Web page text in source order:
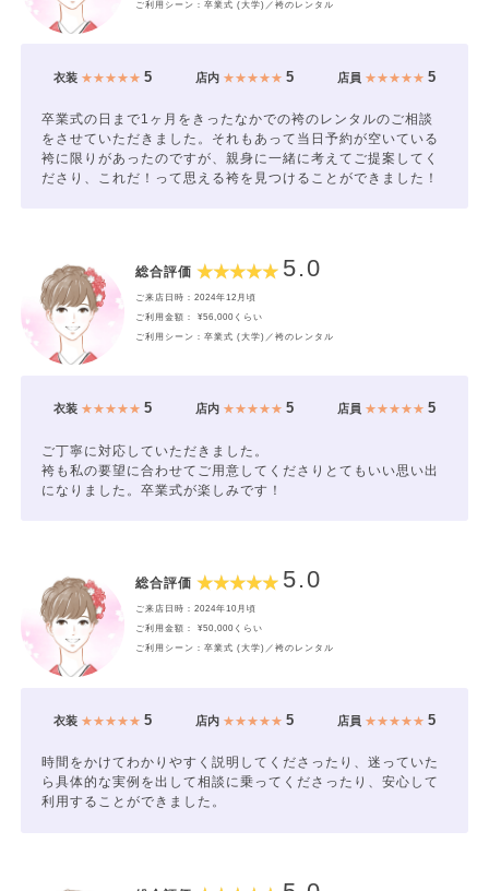
ご利用シーン：卒業式 (大学)／袴のレンタル
衣装★★★★★ 5 店内★★★★★ 5 店員 ★★★★★5
卒業式の日まで1ヶ月をきったなかでの袴のレンタルのご相談
をさせていただきました。それもあって当日予約が空いている
袴に限りがあったのですが、親身に一緒に考えてご提案してく
ださり、これだ！って思える袴を見つけることができました！
総合評価 5.0
ご来店日時：2024年12月頃
ご利用金額： ¥56,000くらい
ご利用シーン：卒業式 (大学)／袴のレンタル
衣装★★★★★ 5 店内★★★★★ 5 店員 ★★★★★5
ご丁寧に対応していただきました。
袴も私の要望に合わせてご用意してくださりとてもいい思い出
になりました。卒業式が楽しみです！
総合評価 5.0
ご来店日時：2024年10月頃
ご利用金額： ¥50,000くらい
ご利用シーン：卒業式 (大学)／袴のレンタル
衣装★★★★★ 5 店内★★★★★ 5 店員 ★★★★★5
時間をかけてわかりやすく説明してくださったり、迷っていた
ら具体的な実例を出して相談に乗ってくださったり、安心して
利用することができました。